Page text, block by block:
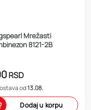
Mrežasti
8121-2B
RSD
od13.08.
Dodaj u korpu